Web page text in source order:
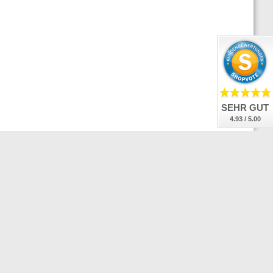
SEHR GUT
4.93 / 5.00